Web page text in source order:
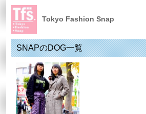
Tokyo Fashion Snap
SNAPのDOG一覧